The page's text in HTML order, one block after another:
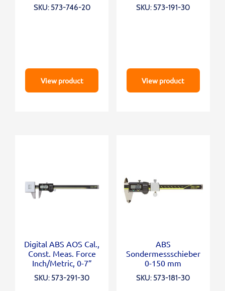
IP67, Thumb Roller
SKU: 573-746-20
View product
SKU: 573-191-30
View product
Digital ABS AOS Cal.,
Const. Meas. Force
Inch/Metric, 0-7”
SKU: 573-291-30
ABS
Sondermessschieber
0-150 mm
SKU: 573-181-30